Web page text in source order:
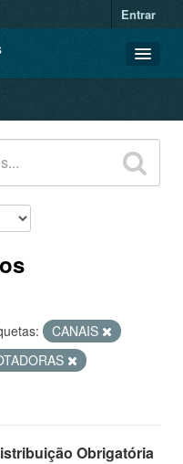
Entrar
CANAIS
Obrigatória